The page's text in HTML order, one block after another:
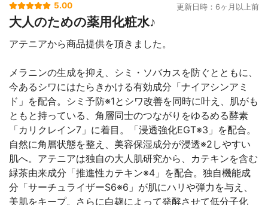
5.00 更新日時：6ヶ月以上前
大人のための薬用化粧水♪
アテニアから商品提供を頂きました。
メラニンの生成を抑え、シミ・ソバカスを防ぐとともに、
今あるシワにはたらきかける有効成分「ナイアシンアミ
ド」を配合。シミ予防※1とシワ改善を同時に叶え、肌がも
ともと持っている、角層同士のつながりをゆるめる酵素
「カリクレイン7」に着目。「浸透強化EGT※3」を配合。
自然に角層状態を整え、美容保湿成分が浸透※2しやすい
肌へ。アテニアは独自の大人肌研究から、カテキンを含む
緑茶由来成分「推進性カテキン※4」を配合。独自機能成
分「サーチュライザーS6※6」が肌にハリや弾力を与え、
美肌をキープ。さらに白麹によって発酵させて低分子化